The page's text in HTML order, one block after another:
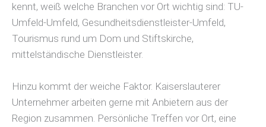
kennt, weiß welche Branchen vor Ort wichtig sind: TU-
Umfeld-Umfeld, Gesundheitsdienstleister-Umfeld,
Tourismus rund um Dom und Stiftskirche,
mittelständische Dienstleister.
Hinzu kommt der weiche Faktor. Kaiserslauterer
Unternehmer arbeiten gerne mit Anbietern aus der
Region zusammen. Persönliche Treffen vor Ort, eine